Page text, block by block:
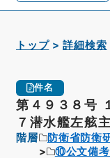
トップ 詳細検索
件名
第４９３８号
７潜水艦左舷
階層 防衛省防衛
⑩公文備